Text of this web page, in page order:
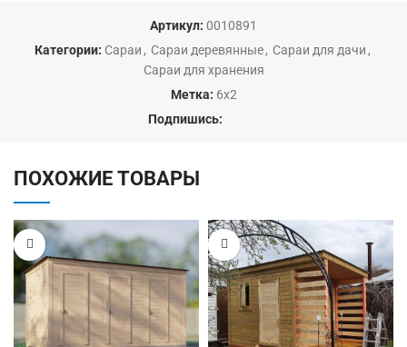
Артикул: 0010891
Категории: Сараи , Сараи деревянные, Сараи для дачи ,
Сараи для хранения
Метка: 6х2
Подпишись:
ПОХОЖИЕ ТОВАРЫ